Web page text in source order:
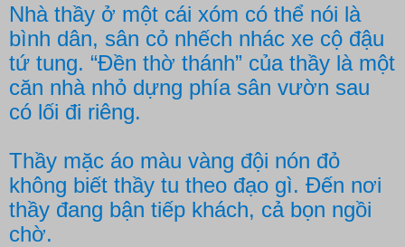
Nhà thầy ở một cái xóm có thể nói là
bình dân, sân cỏ nhếch nhác xe cộ đậu
tứ tung. “Đền thờ thánh” của thầy là một
căn nhà nhỏ dựng phía sân vườn sau
có lối đi riêng.
Thầy mặc áo màu vàng đội nón đỏ
không biết thầy tu theo đạo gì. Đến nơi
thầy đang bận tiếp khách, cả bọn ngồi
chờ.